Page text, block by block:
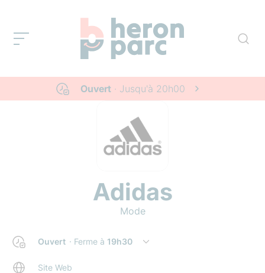
Ouvert· Jusqu'à 20h00
Adidas
Mode
Ouvert · Ferme à 19h30
Site Web